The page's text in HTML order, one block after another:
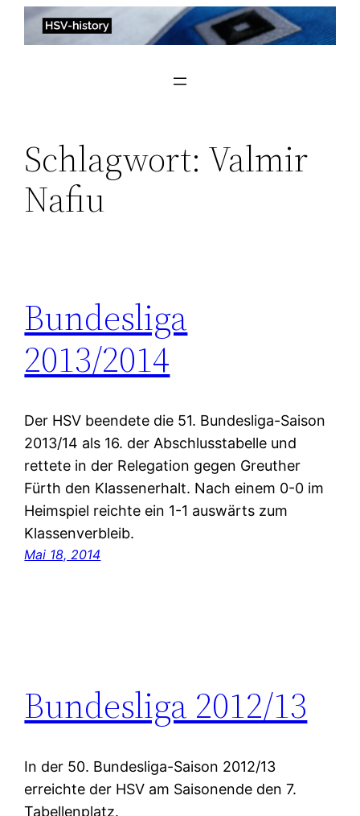
Zum
Inhalt
Schlagwort: Valmir
Nafiu
Bundesliga
2013/2014
Der HSV beendete die 51. Bundesliga-Saison
2013/14 als 16. der Abschlusstabelle und
rettete in der Relegation gegen Greuther
Fürth den Klassenerhalt. Nach einem 0-0 im
Heimspiel reichte ein 1-1 auswärts zum
Klassenverbleib.
Mai 18, 2014
Bundesliga 2012/13
In der 50. Bundesliga-Saison 2012/13
erreichte der HSV am Saisonende den 7.
Tabellenplatz.